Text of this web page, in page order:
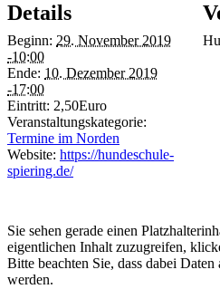
Details
Beginn: 29. November 2019
-10:00
Ende: 10. Dezember 2019
-17:00
Eintritt: 2,50Euro
Veranstaltungskategorie:
Termine im Norden
Website: https://hundeschule-
spiering.de/
Sie sehen gerade einen
eigentlichen Inhalt zuzugreifen,
Bitte beachten Sie, dass dabei
werden.